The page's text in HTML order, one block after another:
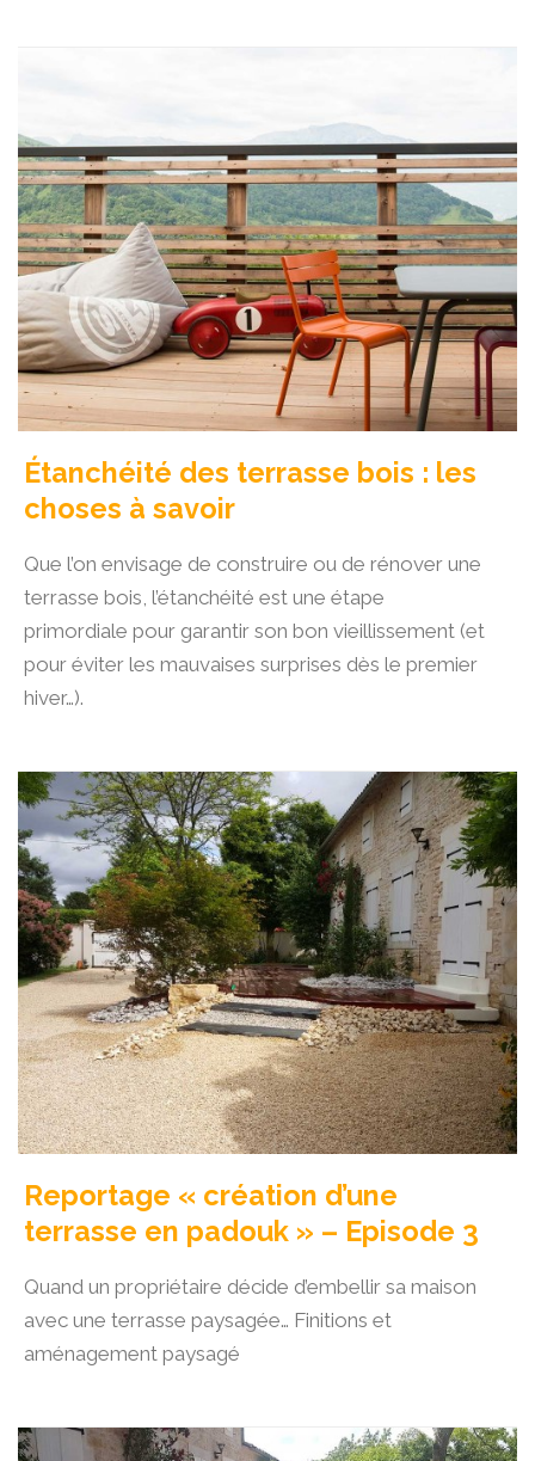
Étanchéité des terrasse bois : les
choses à savoir
Que l’on envisage de construire ou de rénover une
terrasse bois, l’étanchéité est une étape
primordiale pour garantir son bon vieillissement (et
pour éviter les mauvaises surprises dès le premier
hiver…).
Reportage « création d’une
terrasse en padouk » – Episode 3
Quand un propriétaire décide d’embellir sa maison
avec une terrasse paysagée… Finitions et
aménagement paysagé